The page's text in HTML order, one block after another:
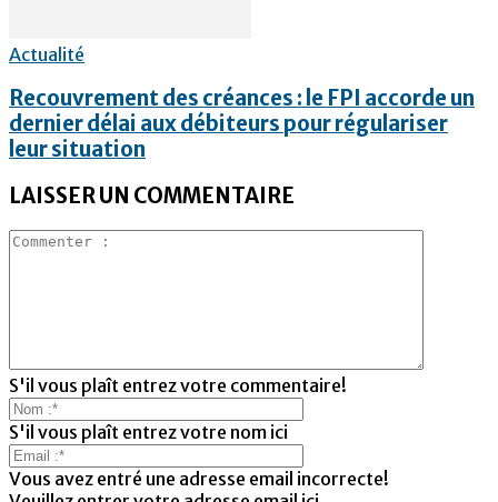
Actualité
Recouvrement des créances : le FPI accorde un
dernier délai aux débiteurs pour régulariser
leur situation
LAISSER UN COMMENTAIRE
S'il vous plaît entrez votre commentaire!
S'il vous plaît entrez votre nom ici
Vous avez entré une adresse email incorrecte!